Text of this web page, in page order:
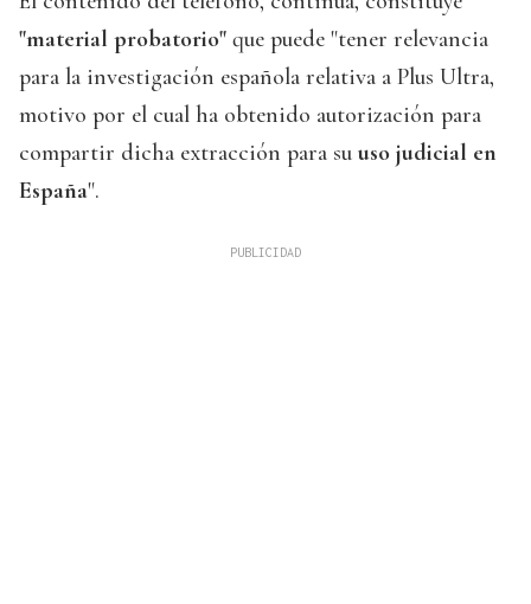
"material probatorio" que puede "tener relevancia
para la investigación española relativa a Plus Ultra,
motivo por el cual ha obtenido autorización para
compartir dicha extracción para su uso judicial en
España".